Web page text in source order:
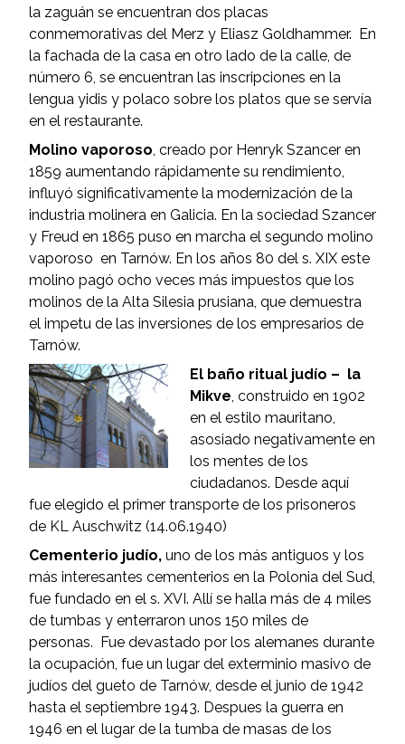
la zaguán se encuentran dos placas
conmemorativas del Merz y Eliasz Goldhammer. En
la fachada de la casa en otro lado de la calle, de
número 6, se encuentran las inscripciones en la
lengua yidis y polaco sobre los platos que se servía
en el restaurante.
Molino vaporoso , creado por Henryk Szancer en
1859 aumentando rápidamente su rendimiento,
influyó significativamente la modernización de la
industria molinera en Galicia. En la sociedad Szancer
y Freud en 1865 puso en marcha el segundo molino
vaporoso en Tarnów. En los años 80 del s. XIX este
molino pagó ocho veces más impuestos que los
molinos de la Alta Silesia prusiana, que demuestra
el impetu de las inversiones de los empresarios de
Tarnów.
El baño ritual judío – la
Mikve , construido en 1902
en el estilo mauritano,
asosiado negativamente en
los mentes de los
ciudadanos. Desde aquí
fue elegido el primer transporte de los prisoneros
de KL Auschwitz (14.06.1940)
Cementerio judío, uno de los más antiguos y los
más interesantes cementerios en la Polonia del Sud,
fue fundado en el s. XVI. Allí se halla más de 4 miles
de tumbas y enterraron unos 150 miles de
personas. Fue devastado por los alemanes durante
la ocupación, fue un lugar del exterminio masivo de
judíos del gueto de Tarnów, desde el junio de 1942
hasta el septiembre 1943. Despues la guerra en
1946 en el lugar de la tumba de masas de los